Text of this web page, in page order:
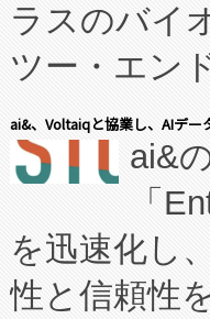
ラスのバイ
ツー・エン
表しました
たNeXは、
従来のフェ
に、患者や
ai&、Voltaiqと協業し、AIデ
ai&
「
を迅速化し
性と信頼性